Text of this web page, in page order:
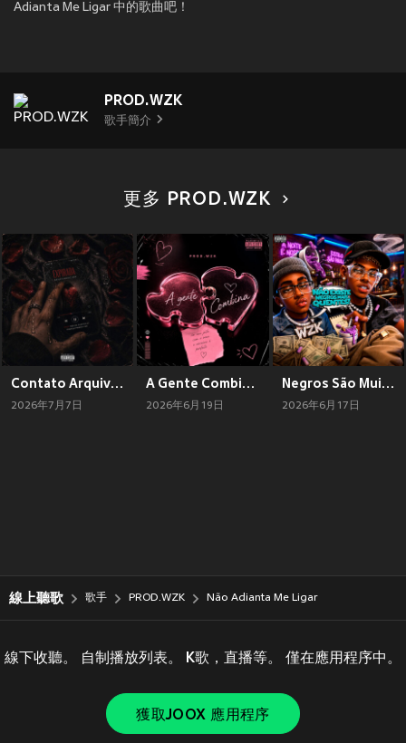
Adianta Me Ligar 中的歌曲吧！
PROD.WZK
歌手簡介
更多 PROD.WZK
Contato Arquivado (Explicit)
2026年7月7日
A Gente Combina (Explicit)
2026年6月19日
Negros São Muito Quentes (Explicit)
2026年6月17日
線上聽歌 歌手 PROD.WZK Não Adianta Me Ligar
線下收聽。 自制播放列表。 K歌，直播等。 僅在應用程序中。
獲取JOOX 應用程序